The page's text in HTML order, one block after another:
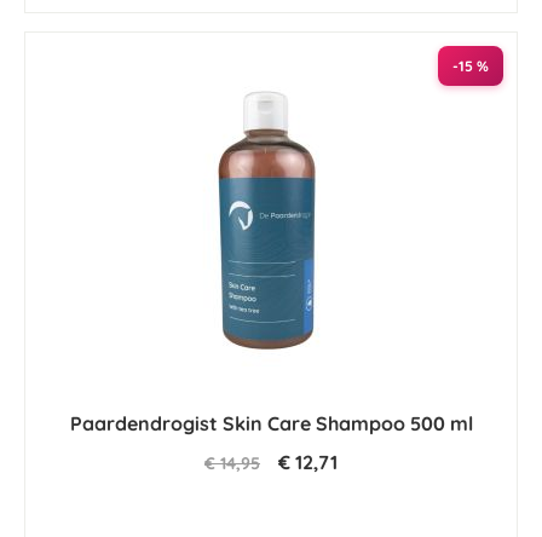
-15 %
Paardendrogist Skin Care Shampoo 500 ml
€ 14,95 € 12,71